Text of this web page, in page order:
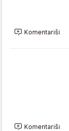
Komentariši
Komentariši